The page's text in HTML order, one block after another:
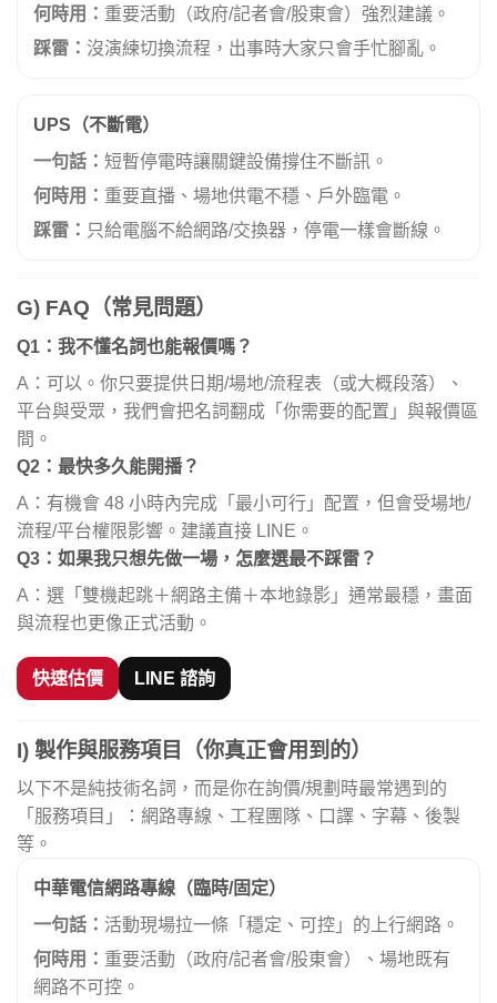
何時用： 重要活動（政府/記者會/股東會）強烈建議。
踩雷： 沒演練切換流程，出事時大家只會手忙腳亂。
UPS（不斷電）
一句話： 短暫停電時讓關鍵設備撐住不斷訊。
何時用： 重要直播、場地供電不穩、戶外臨電。
踩雷： 只給電腦不給網路/交換器，停電一樣會斷線。
G) FAQ（常見問題）
Q1：我不懂名詞也能報價嗎？
A：可以。你只要提供日期/場地/流程表（或大概段落）、
平台與受眾，我們會把名詞翻成「你需要的配置」與報價區
間。
Q2：最快多久能開播？
A：有機會 48 小時內完成「最小可行」配置，但會受場地/
流程/平台權限影響。建議直接 LINE。
Q3：如果我只想先做一場，怎麼選最不踩雷？
A：選「雙機起跳＋網路主備＋本地錄影」通常最穩，畫面
與流程也更像正式活動。
快速估價 LINE 諮詢
I) 製作與服務項目（你真正會用到的）
以下不是純技術名詞，而是你在詢價/規劃時最常遇到的
「服務項目」：網路專線、工程團隊、口譯、字幕、後製
等。
中華電信網路專線（臨時/固定）
一句話： 活動現場拉一條「穩定、可控」的上行網路。
何時用： 重要活動（政府/記者會/股東會）、場地既有
網路不可控。